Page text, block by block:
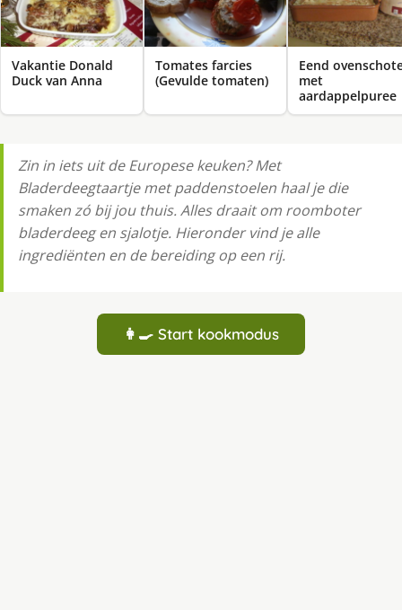
Vakantie Donald
Duck van Anna
Tomates farcies
(Gevulde tomaten)
Eend
met
aardappelpuree
Zin in iets uit de Europese keuken? Met
Bladerdeegtaartje met paddenstoelen haal je die
smaken zó bij jou thuis. Alles draait om roomboter
bladerdeeg en sjalotje. Hieronder vind je alle
ingrediënten en de bereiding op een rij.
👩‍🍳 Start kookmodus